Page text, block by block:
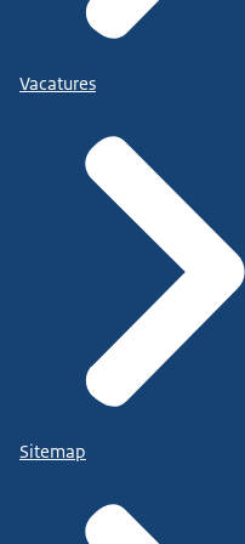
Vacatures
Sitemap